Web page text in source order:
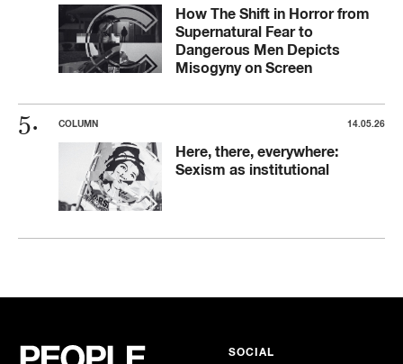
How The Shift in Horror from
Supernatural Fear to
Dangerous Men Depicts
Misogyny on Screen
COLUMN 14.05.26
Here, there, everywhere:
Sexism as institutional
SOCIAL